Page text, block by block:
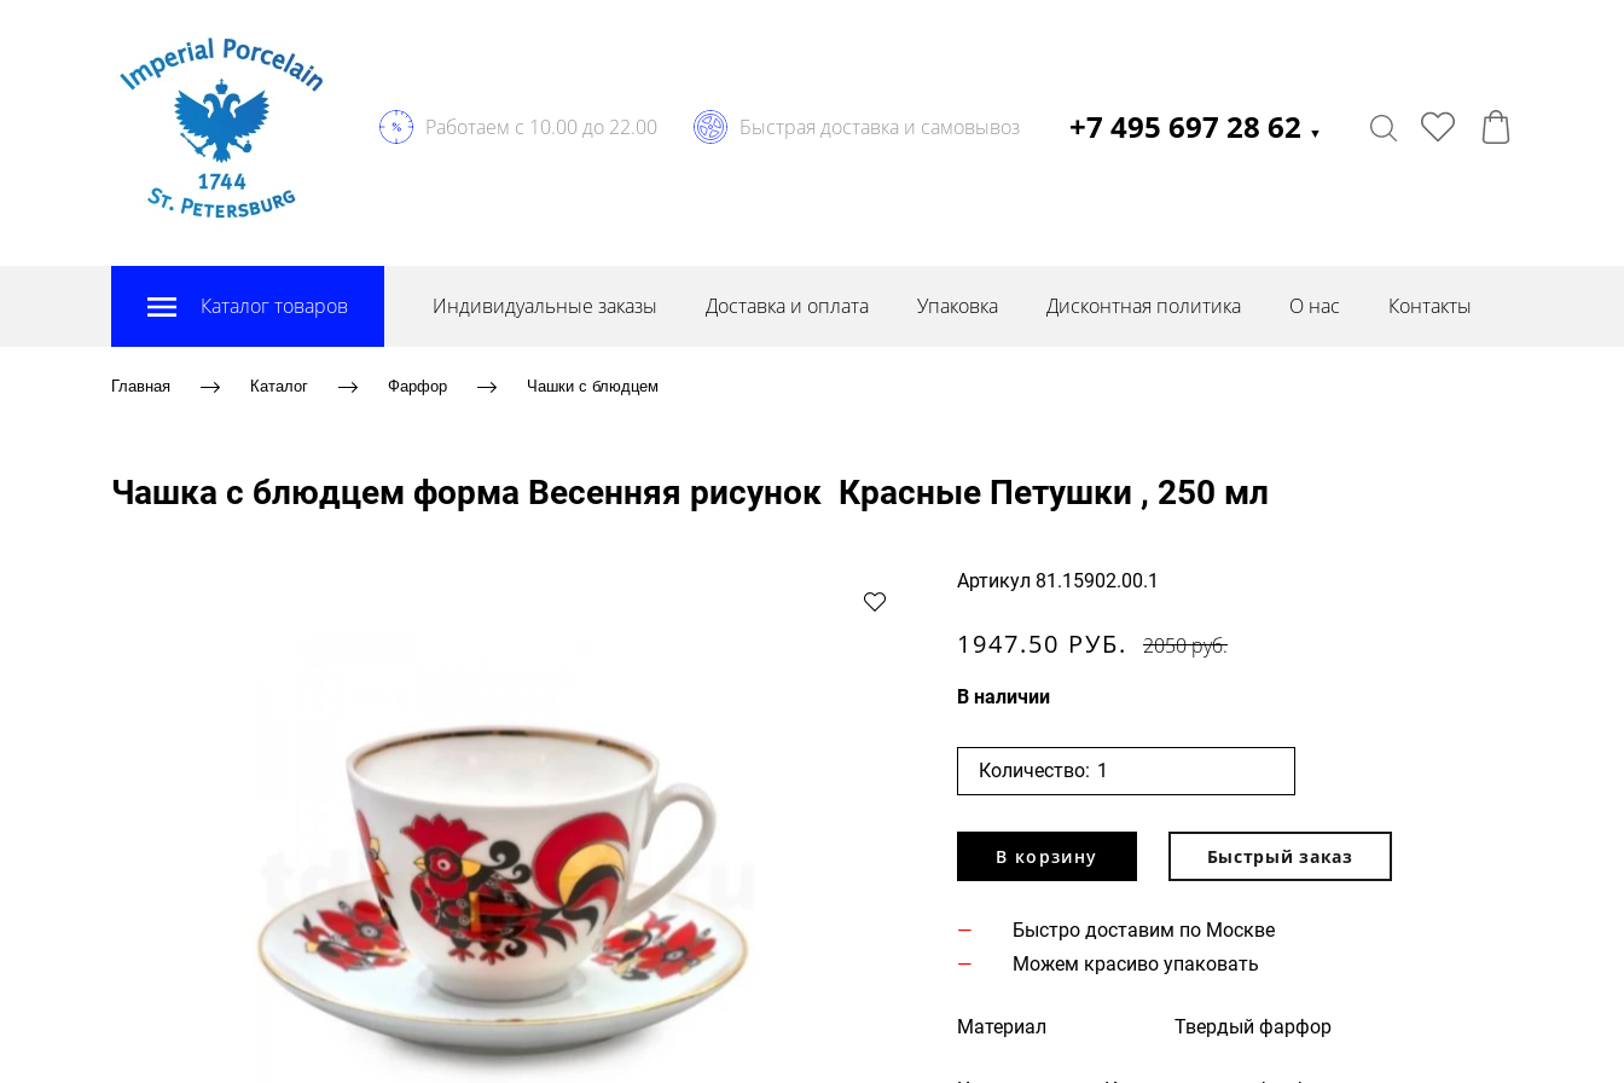
Работаем с 10.00 до 22.00 Быстрая доставка и самовывоз +7 495 697 28 62 ▼
Каталог товаров Индивидуальные заказы Доставка и оплата Упаковка Дисконтная политика О нас Контакты
Главная Каталог Фарфор Чашки с блюдцем
Чашка с блюдцем форма Весенняя рисунок Красные Петушки , 250 мл
Артикул 81.15902.00.1
1947.50 РУБ. 2050 руб.
В наличии
Количество:
В корзину Быстрый заказ
Быстро доставим по Москве
Можем красиво упаковать
Материал Твердый фарфор